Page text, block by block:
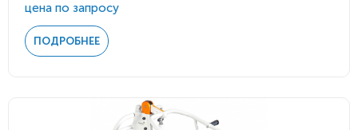
цена по запросу
ПОДРОБНЕЕ